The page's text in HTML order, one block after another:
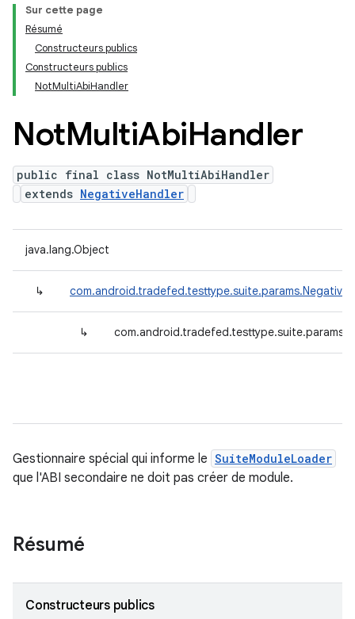
Sur cette page
Résumé
Constructeurs publics
Constructeurs publics
NotMultiAbiHandler
NotMultiAbiHandler
public final class NotMultiAbiHandler
extends NegativeHandler
java.lang.Object
↳
↳
Gestionnaire spécial qui informe le SuiteModuleLoader
que l'ABI secondaire ne doit pas créer de module.
Résumé
Constructeurs publics